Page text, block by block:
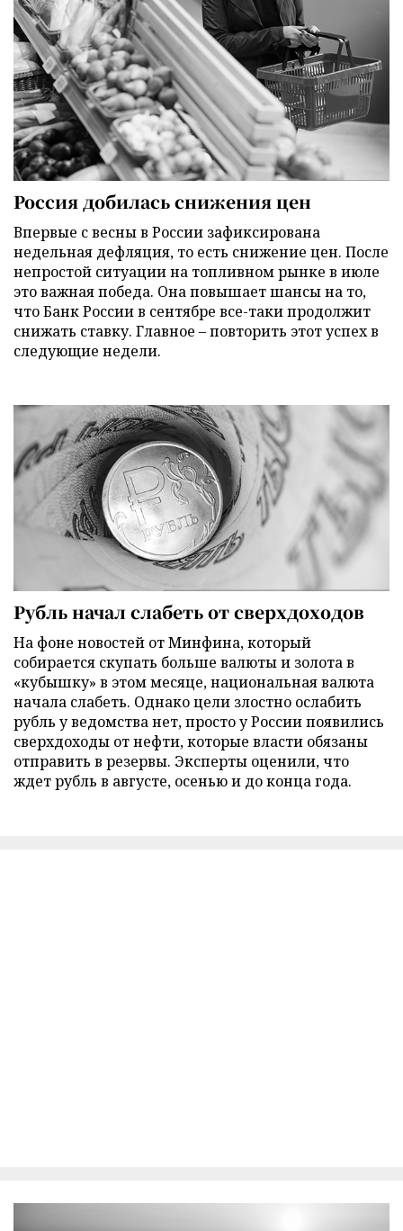
Россия добилась снижения цен
Впервые с весны в России зафиксирована
недельная дефляция, то есть снижение цен. После
непростой ситуации на топливном рынке в июле
это важная победа. Она повышает шансы на то,
что Банк России в сентябре все-таки продолжит
снижать ставку. Главное – повторить этот успех в
следующие недели.
Рубль начал слабеть от сверхдоходов
На фоне новостей от Минфина, который
собирается скупать больше валюты и золота в
«кубышку» в этом месяце, национальная валюта
начала слабеть. Однако цели злостно ослабить
рубль у ведомства нет, просто у России появились
сверхдоходы от нефти, которые власти обязаны
отправить в резервы. Эксперты оценили, что
ждет рубль в августе, осенью и до конца года.